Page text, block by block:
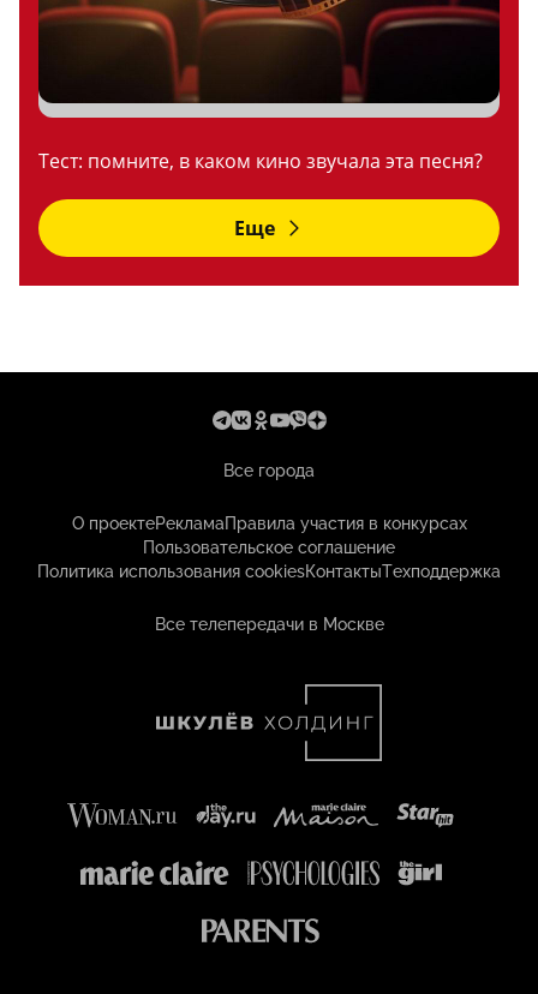
Тест: помните, в каком кино звучала эта песня?
Еще
Все города
О проектеРекламаПравила участия в конкурсах
Пользовательское соглашение
Политика использования cookiesКонтактыТехподдержка
Все телепередачи в Москве